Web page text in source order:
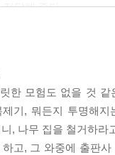
전달해 준다.
한 모험도 없을 것
기, 뭐든지 투명해
, 나무 집을 철거하
고, 그 와중에 출판